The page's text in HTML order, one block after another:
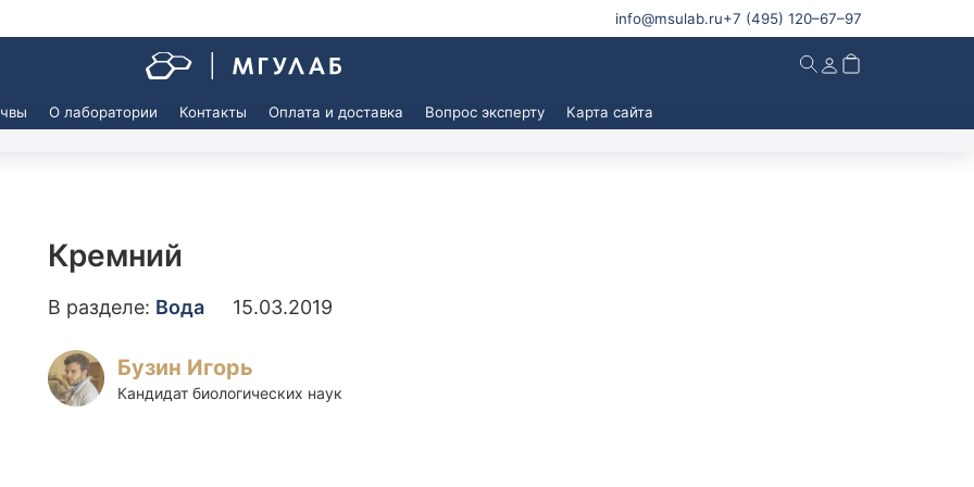
info@msulab.ru+7 (495) 120–67–97
О лаборатории Контакты Оплата и доставка Вопрос эксперту Карта сайта
из бассейна
и
анализ воды из
вод ливневых систем
сточных вод
Агрохимический анализ почвы по
Анализ почвы на азотное питание
Кремний
В разделе: Вода 15.03.2019
Бузин Игорь
Кандидат биологических наук